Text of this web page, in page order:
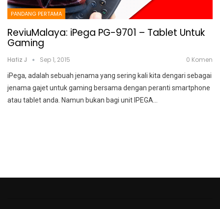
PANDANG PERTAMA
ReviuMalaya: iPega PG-9701 – Tablet Untuk
Gaming
Hafiz J Sep 1, 2015 0 Komen
iPega, adalah sebuah jenama yang sering kali kita dengari sebagai
jenama gajet untuk gaming bersama dengan peranti smartphone
atau tablet anda. Namun bukan bagi unit IPEGA…